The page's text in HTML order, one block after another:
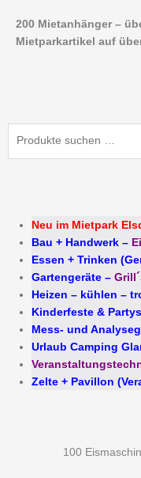
Inhalt
springen
200 Mietanhänger –
Mietparkartikel auf
Neu im Mietpark
Bau + Handwerk –
Essen + Trinken
Gartengeräte –
Heizen – kühlen –
Kinderfeste &
Mess- und
Urlaub Camping
Zelte + Pavillon
100